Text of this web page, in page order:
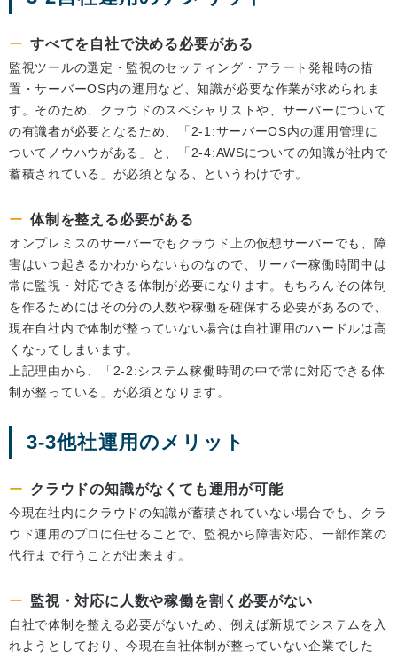
すべてを自社で決める必要がある
監視ツールの選定・監視のセッティング・アラート発報時の措
置・サーバーOS内の運用など、知識が必要な作業が求められま
す。そのため、クラウドのスペシャリストや、サーバーについて
の有識者が必要となるため、「2-1:サーバーOS内の運用管理に
ついてノウハウがある」と、「2-4:AWSについての知識が社内で
蓄積されている」が必須となる、というわけです。
体制を整える必要がある
オンプレミスのサーバーでもクラウド上の仮想サーバーでも、障
害はいつ起きるかわからないものなので、サーバー稼働時間中は
常に監視・対応できる体制が必要になります。もちろんその体制
を作るためにはその分の人数や稼働を確保する必要があるので、
現在自社内で体制が整っていない場合は自社運用のハードルは高
くなってしまいます。
上記理由から、「2-2:システム稼働時間の中で常に対応できる体
制が整っている」が必須となります。
3-3他社運用のメリット
クラウドの知識がなくても運用が可能
今現在社内にクラウドの知識が蓄積されていない場合でも、クラ
ウド運用のプロに任せることで、監視から障害対応、一部作業の
代行まで行うことが出来ます。
監視・対応に人数や稼働を割く必要がない
自社で体制を整える必要がないため、例えば新規でシステムを入
れようとしており、今現在自社体制が整っていない企業でした